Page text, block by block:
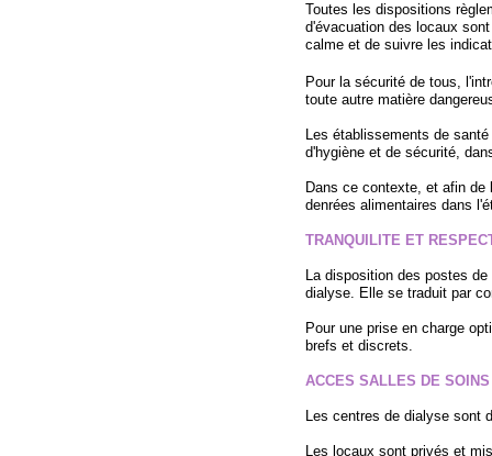
Toutes les dispositions
d'évacuation des locaux
calme et de suivre les
Pour la sécurité de tous,
toute autre matière
Les établissements de
d'hygiène et de sécurité,
Dans ce contexte, et afin
denrées alimentaires dans
TRANQUILITE ET
La disposition des postes
dialyse. Elle se traduit par
Pour une prise en charge
brefs et discrets.
ACCES SALLES DE SOINS
Les centres de dialyse sont
Les locaux sont privés et